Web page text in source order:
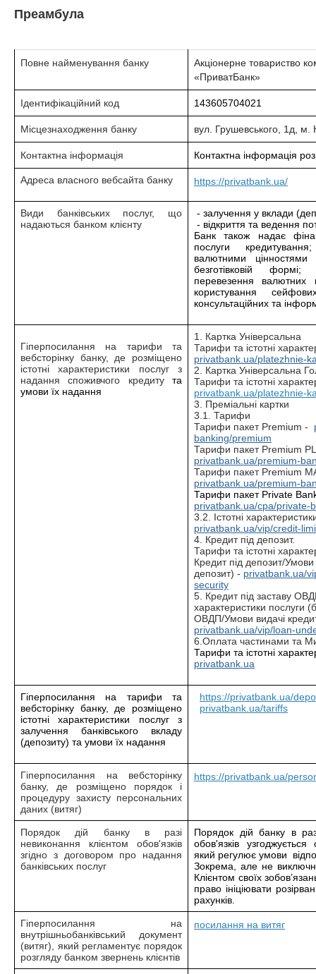
Преамбула
Повне найменування банку
Акціонерне товариство
«ПриватБанк»
Ідентифікаційний код 143605704021
Місцезнаходження банку вул. Грушевського, 1д, м.
Контактна інформація Контактна інформація
Адреса власного вебсайта банку https://privatbank.ua/
Види банківських послуг, що
надаються банком клієнту
- залучення у вклади
- відкриття та ведення
Банк також надає
послуги
валютними цінностями
безготівковій
перевезення
користування
консультаційних та
Гіперпосилання на тарифи та
вебсторінку банку, де розміщено
істотні характеристики послуг з
надання споживчого кредиту та
умови їх надання
1. Картка Універсальна
Тарифи та істотні
privatbank.ua/platezhnie-
2. Картка Універсальна
Тарифи та істотні
privatbank.ua/platezhnie-
3. Преміальні картки
3.1. Тарифи
Тарифи пакет Premium -
banking/premium
Тарифи пакет Premium
privatbank.ua/premium-
Тарифи пакет Premium
privatbank.ua/premium-
Тарифи пакет Private
privatbank.ua/cpa/private-
3.2. Істотні
privatbank.ua/vip/credit-
4. Кредит під депозит.
Тарифи та істотні
Кредит під депозит/Умови
депозит) - privatbank.ua/
security
5. Кредит під заставу
характеристики послуги
ОВДП/Умови видачі
privatbank.ua/vip/loan-
6.Оплата частинами та
Тарифи та істотні
privatbank.ua
Гіперпосилання на тарифи та
вебсторінку банку, де розміщено
істотні характеристики послуг з
залучення банківського вкладу
(депозиту) та умови їх надання
https://privatbank.ua/
privatbank.ua/tariffs
Гіперпосилання на вебсторінку
банку, де розміщено порядок і
процедуру захисту персональних
даних (витяг)
https://privatbank.ua/
Порядок дій банку в разі
невиконання клієнтом обов'язків
згідно з договором про надання
банківських послуг
Порядок дій банку в
обов'язків
який регулює умови
Зокрема, але не
Клієнтом своїх
право ініціювати
рахунків.
Гіперпосилання на
внутрішньобанківський документ
(витяг), який регламентує порядок
розгляду банком звернень клієнтів
посилання на витяг